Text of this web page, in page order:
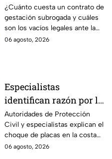
en qué estados se
permite la gestación
subrogada?
¿Cuánto cuesta un contrato de
gestación subrogada y cuáles
son los vacíos legales ante la
falta de una ley federal que
06 agosto, 2026
Especialistas
identifican razón por la
que tiembla tanto en
Guerrero
Autoridades de Protección
Civil y especialistas explican el
choque de placas en la costa
de Guerrero; ¿cuál es el sismo
06 agosto, 2026